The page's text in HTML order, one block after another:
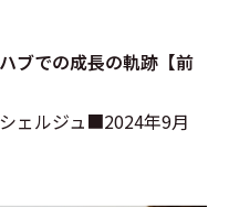
ブでの成長の軌跡【前
ェルジュ■2024年9月